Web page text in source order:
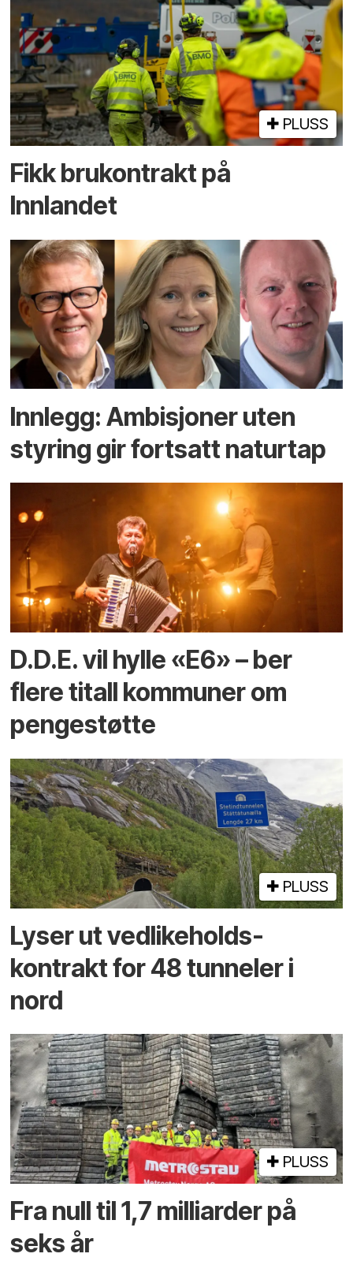
PLUSS
Fikk brukontrakt på
Innlandet
Innlegg: Ambisjoner uten
styring gir fortsatt naturtap
D.D.E. vil hylle «E6» – ber
flere titall kommuner om
pengestøtte
PLUSS
Lyser ut vedlikeholds­
kontrakt for 48 tunneler i
nord
PLUSS
Fra null til 1,7 milliarder på
seks år